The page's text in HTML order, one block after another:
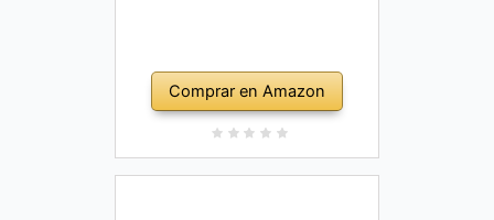
Comprar en Amazon